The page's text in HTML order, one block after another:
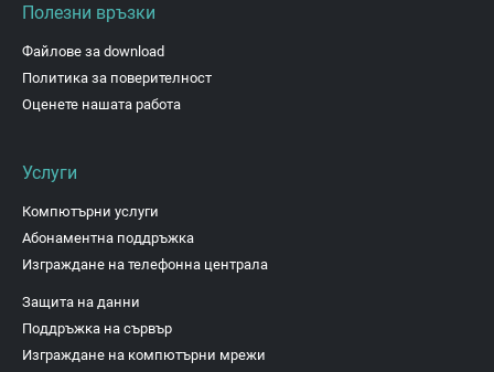
Полезни връзки
Файлове за download
Политика за поверителност
Оценете нашата работа
Услуги
Компютърни услуги
Абонаментна поддръжка
Изграждане на телефонна централа
Защита на данни
Поддръжка на сървър
Изграждане на компютърни мрежи